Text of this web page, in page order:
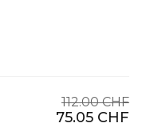
112.00 CHF
75.05 CHF